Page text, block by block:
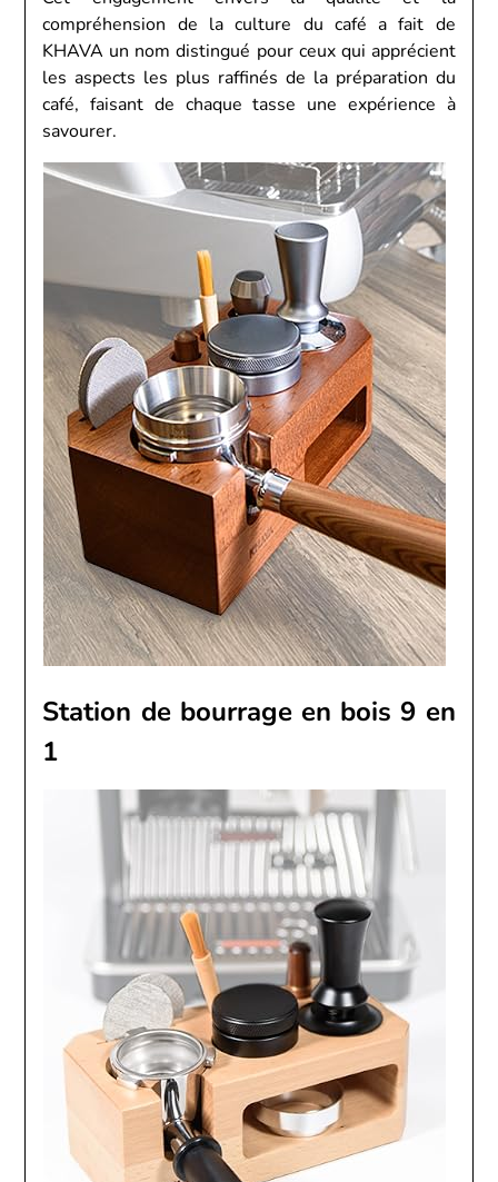
compréhension de la culture du café a fait de
KHAVA un nom distingué pour ceux qui apprécient
les aspects les plus raffinés de la préparation du
café, faisant de chaque tasse une expérience à
savourer.
Station de bourrage en bois 9 en
1